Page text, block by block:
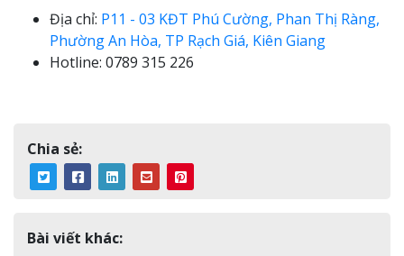
Địa chỉ: P11 - 03 KĐT Phú Cường, Phan Thị Ràng,
Phường An Hòa, TP Rạch Giá, Kiên Giang
Hotline: 0789 315 226
Chia sẻ:
Bài viết khác: